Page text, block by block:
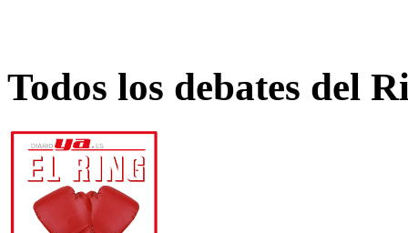
Todos los debates del